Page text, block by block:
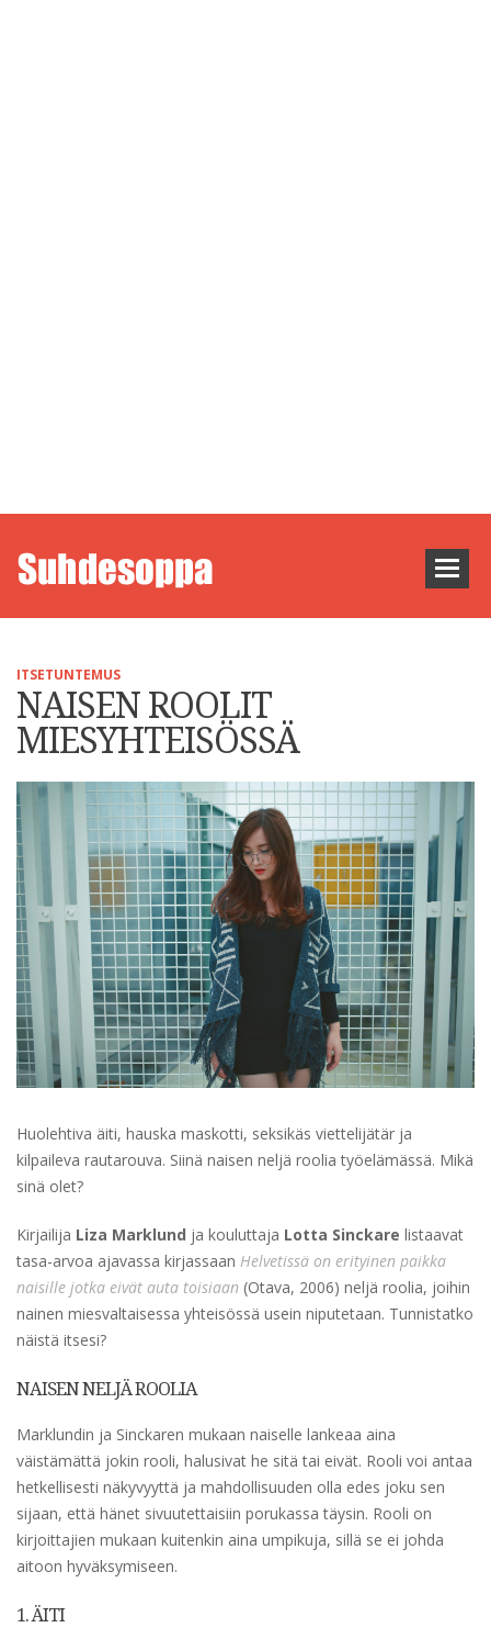
ITSETUNTEMUS
NAISEN ROOLIT
MIESYHTEISÖSSÄ
Huolehtiva äiti, hauska maskotti, seksikäs viettelijätär ja
kilpaileva rautarouva. Siinä naisen neljä roolia työelämässä. Mikä
sinä olet?
Kirjailija Liza Marklund ja kouluttaja Lotta Sinckare listaavat
tasa-arvoa ajavassa kirjassaan Helvetissä on erityinen paikka
naisille jotka eivät auta toisiaan (Otava, 2006) neljä roolia, joihin
nainen miesvaltaisessa yhteisössä usein niputetaan. Tunnistatko
näistä itsesi?
NAISEN NELJÄ ROOLIA
Marklundin ja Sinckaren mukaan naiselle lankeaa aina
väistämättä jokin rooli, halusivat he sitä tai eivät. Rooli voi antaa
hetkellisesti näkyvyyttä ja mahdollisuuden olla edes joku sen
sijaan, että hänet sivuutettaisiin porukassa täysin. Rooli on
kirjoittajien mukaan kuitenkin aina umpikuja, sillä se ei johda
aitoon hyväksymiseen.
1. ÄITI